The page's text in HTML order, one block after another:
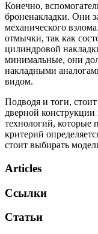
Конечно,
броненакладки. Они
механического
отмычки, так как
цилиндровой
минимальные, они
накладными
видом.
Подводя и тоги, стоит
дверной конструкции
технологий, которые
критерий
стоит выбирать
Articles
Ссылки
Статьи